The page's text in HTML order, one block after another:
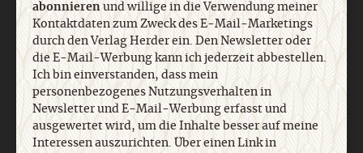
abonnierenund willige in die Verwendung meiner
Kontaktdaten zum Zweck des E-Mail-Marketings
durch den Verlag Herder ein. Den Newsletter oder
die E-Mail-Werbung kann ich jederzeit abbestellen.
Ich bin einverstanden, dass mein
personenbezogenes Nutzungsverhalten in
Newsletter und E-Mail-Werbung erfasst und
ausgewertet wird, um die Inhalte besser auf meine
Interessen auszurichten. Über einen Link in